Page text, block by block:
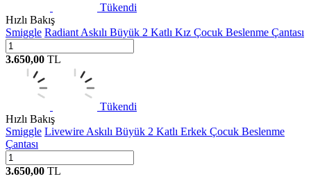
Tükendi
Hızlı Bakış
Smiggle Radiant Askılı Büyük 2 Katlı Kız Çocuk Beslenme Çantası
3.650,00 TL
Tükendi
Hızlı Bakış
Smiggle Livewire Askılı Büyük 2 Katlı Erkek Çocuk Beslenme
Çantası
3.650,00 TL